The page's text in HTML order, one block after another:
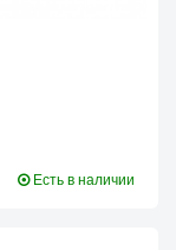
Есть в наличии